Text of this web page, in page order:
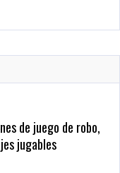
su racha de
de juego de robo,
jugables